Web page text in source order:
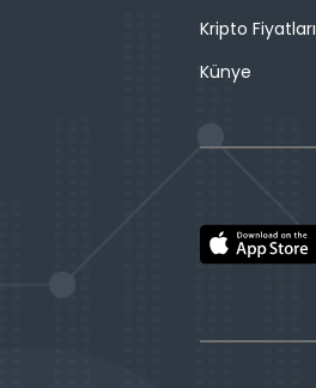
Kripto Fiyatları
Künye